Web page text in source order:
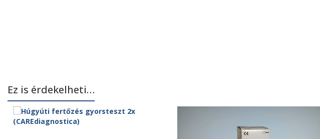
Ez is érdekelheti…